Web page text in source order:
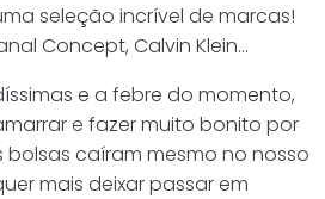
seleção incrível de marcas!
Concept, Calvin Klein…
e a febre do momento,
e fazer muito bonito por
bolsas caíram mesmo no nosso
mais deixar passar em